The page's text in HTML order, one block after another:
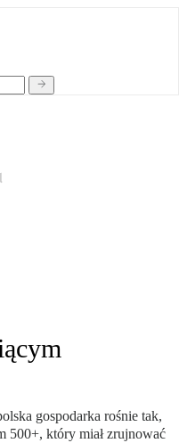
gospodarka rośnie tak,
500+, który miał zrujnować